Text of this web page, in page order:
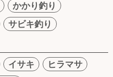
かかり釣り
サビキ釣り
イサキ
ヒラマサ